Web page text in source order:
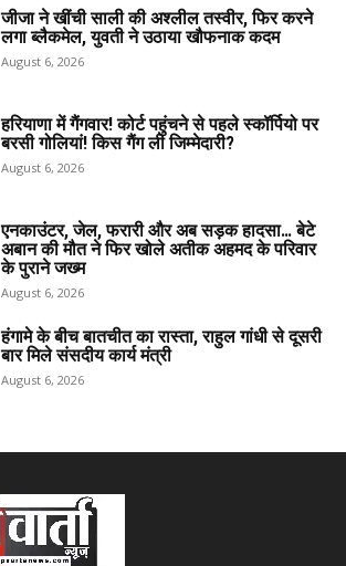
जीजा ने खींची साली की अश्लील तस्वीर, फिर करने
लगा ब्लैकमेल, युवती ने उठाया खौफनाक कदम
August 6, 2026
हरियाणा में गैंगवार! कोर्ट पहुंचने से पहले स्कॉर्पियो पर
बरसी गोलियां! किस गैंग ली जिम्मेदारी?
August 6, 2026
एनकाउंटर, जेल, फरारी और अब सड़क हादसा… बेटे
अबान की मौत ने फिर खोले अतीक अहमद के परिवार
के पुराने जख्म
August 6, 2026
हंगामे के बीच बातचीत का रास्ता, राहुल गांधी से दूसरी
बार मिले संसदीय कार्य मंत्री
August 6, 2026